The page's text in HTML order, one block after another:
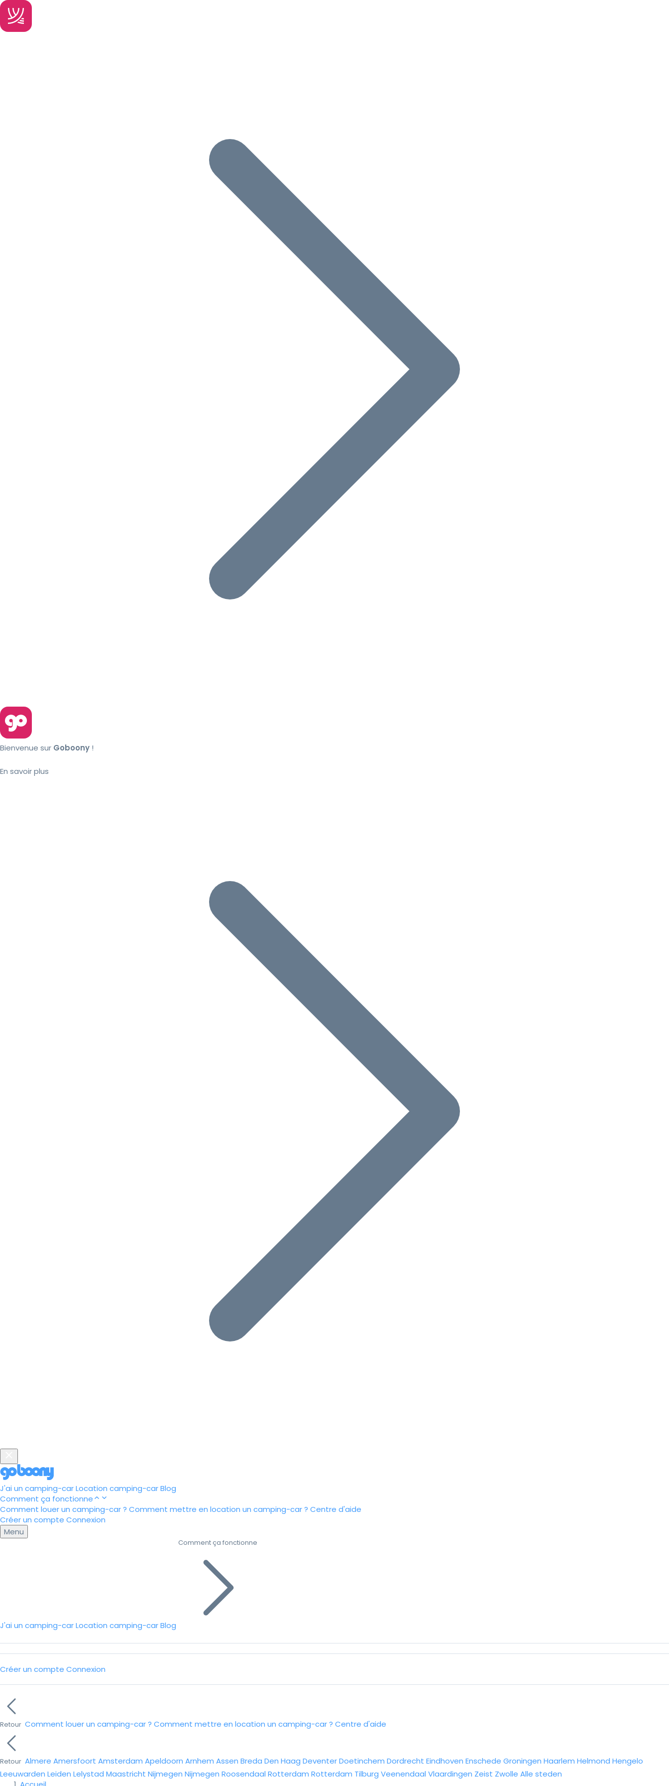
Bienvenue sur Goboony !
En savoir plus
J'ai un camping-carLocation camping-carBlog
Comment ça fonctionne
Comment louer un camping-car ? Comment mettre en location un camping-car ? Centre d'aide
Créer un compte Connexion
Menu
J'ai un camping-carLocation camping-carBlog
Comment ça fonctionne
Créer un compte Connexion
Retour Comment louer un camping-car ? Comment mettre en location un camping-car ? Centre d'aide
Retour Almere Amersfoort Amsterdam Apeldoorn Arnhem Assen Breda Den Haag DeventerDoetinchem Dordrecht Eindhoven Enschede Groningen Haarlem Helmond Hengelo
Leeuwarden Leiden Lelystad Maastricht Nijmegen Nijmegen Roosendaal Rotterdam Rotterdam Tilburg Veenendaal Vlaardingen Zeist Zwolle Alle steden